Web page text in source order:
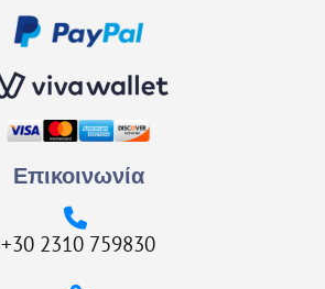
Επικοινωνία
+30 2310 759830